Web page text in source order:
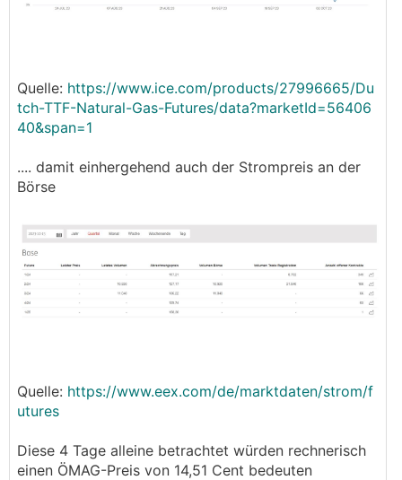
Quelle: https://www.ice.com/products/27996665/Du
tch-TTF-Natural-Gas-Futures/data?marketId=56406
40&span=1
.... damit einhergehend auch der Strompreis an der
Börse
Quelle: https://www.eex.com/de/marktdaten/strom/f
utures
Diese 4 Tage alleine betrachtet würden rechnerisch
einen ÖMAG-Preis von 14,51 Cent bedeuten